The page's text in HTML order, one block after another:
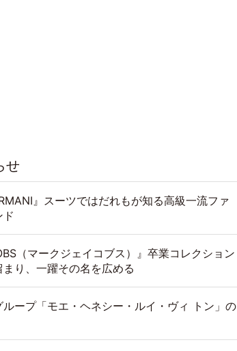
せ
』スーツではだれもが知る高級一流ファ
ド
（マークジェイコブス）』卒業コレクション
り、一躍その名を広める
ループ「モエ・ヘネシー・ルイ・ヴィ トン」の